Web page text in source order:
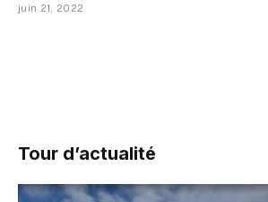
juin 21, 2022
Tour d’actualité